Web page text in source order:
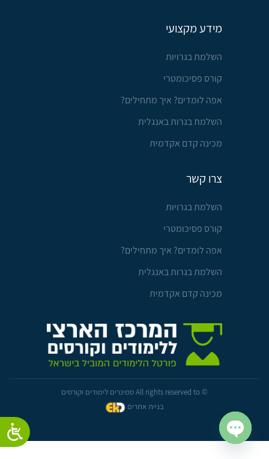
מידע מקצועי
השלמת בגרויות
קורס פסיכומטרי
אפה לומדים? איך מתחילים?
השלמת בגרות באנגלית
מכינה קדם אקדמית
צרו קשר
השלמת בגרויות
קורס פסיכומטרי
אפה לומדים? איך מתחילים?
השלמת בגרות באנגלית
מכינה קדם אקדמית
© All rights reserved to סמינרים לימודים וקורסים
בניית אתרים
Open chaty